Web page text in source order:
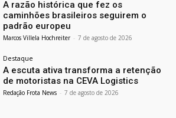
A razão histórica que fez os
caminhões brasileiros seguirem o
padrão europeu
Marcos Villela Hochreiter - 7 de agosto de 2026
Destaque
A escuta ativa transforma a retenção
de motoristas na CEVA Logistics
Redação Frota News - 7 de agosto de 2026